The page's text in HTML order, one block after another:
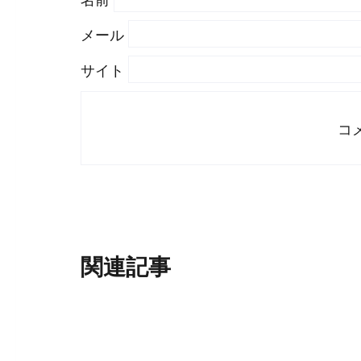
メール
サイト
関連記事